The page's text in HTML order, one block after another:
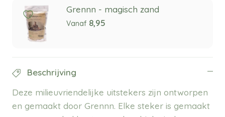
Grennn - magisch zand
Vanaf 8,95
Beschrijving
Deze milieuvriendelijke uitstekers zijn ontworpen
en gemaakt door Grennn. Elke steker is gemaakt